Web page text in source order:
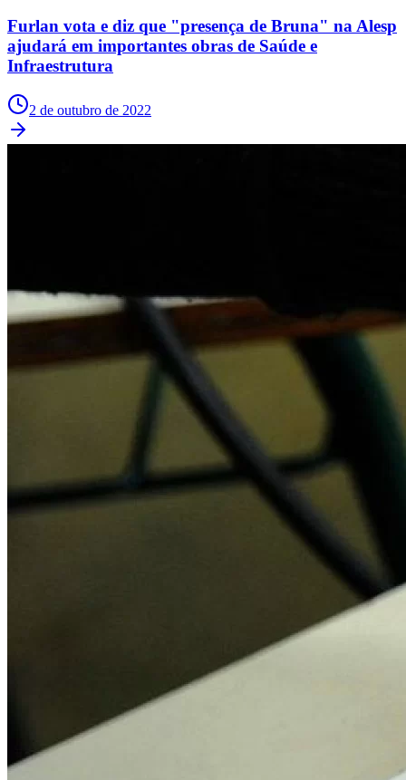
Furlan vota e diz que "presença de Bruna" na Alesp
ajudará em importantes obras de Saúde e
Infraestrutura
2 de outubro de 2022